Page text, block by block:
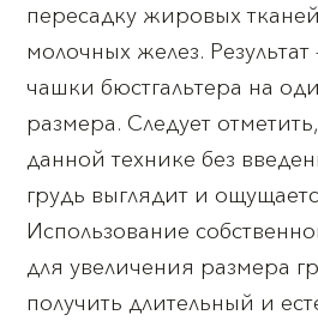
пересадку жировых
молочных желез. Результат
чашки бюстгальтера на
размера. Следует
данной технике без
грудь выглядит и
Использование
для увеличения размера
получить длительный и